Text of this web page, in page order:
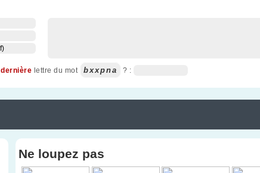
dernière lettre du mot bxxpna ? :
Ne loupez pas